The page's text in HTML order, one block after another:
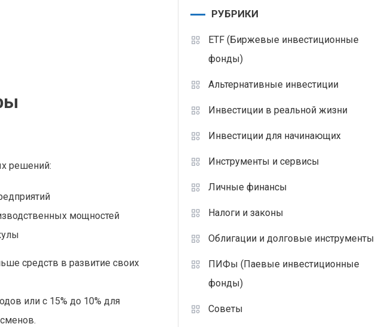
решений:
мощностей
средств в развитие своих
или с 15% до 10% для
РУБРИКИ
ETF (Биржевые инвестиционные
фонды)
Альтернативные инвестиции
Инвестиции в реальной жизни
Инвестиции для начинающих
Инструменты и сервисы
Личные финансы
Налоги и законы
Облигации и долговые инструменты
ПИФы (Паевые инвестиционные
фонды)
Советы